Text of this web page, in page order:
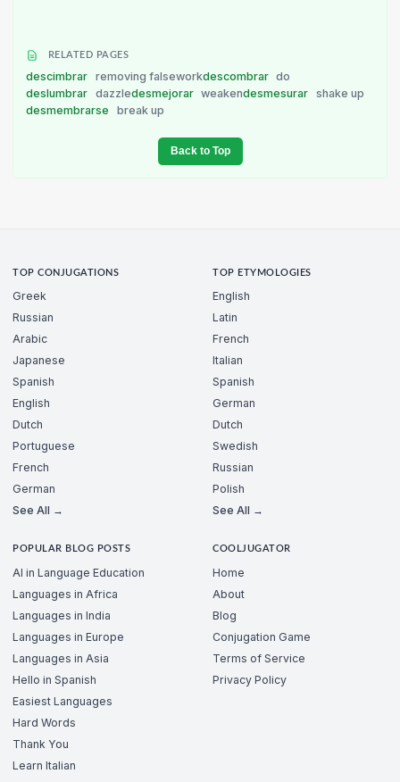
RELATED PAGES
descimbrar removing falseworkdescombrar do
deslumbrar dazzledesmejorar weakendesmesurar shake up
desmembrarse
break up
Back to Top
TOP CONJUGATIONS
Greek
Russian
Arabic
Japanese
Spanish
English
Dutch
Portuguese
French
German
See All →
TOP ETYMOLOGIES
English
Latin
French
Italian
Spanish
German
Dutch
Swedish
Russian
Polish
See All →
POPULAR BLOG POSTS
AI in Language Education
Languages in Africa
Languages in India
Languages in Europe
Languages in Asia
Hello in Spanish
Easiest Languages
Hard Words
Thank You
Learn Italian
COOLJUGATOR
Home
About
Blog
Conjugation Game
Terms of Service
Privacy Policy